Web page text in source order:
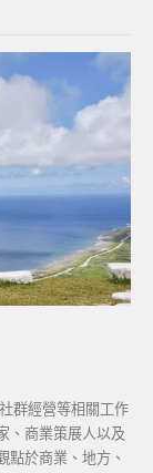
群經營等相關工作
、商業策展人以及
點於商業、地方、